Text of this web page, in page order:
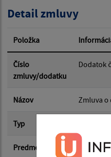
Dátum od:
Dátum do:
Suma od:
Detail zmluvy
Položka
Číslo
zmluvy/dodatku
Dodatok
Názov Zmluva o
Typ Dodatok
Predmet